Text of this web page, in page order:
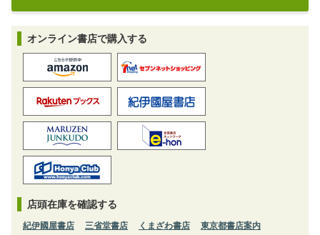
オンライン書店で購入する
店頭在庫を確認する
紀伊國屋書店 三省堂書店 くまざわ書店 東京都書店案内